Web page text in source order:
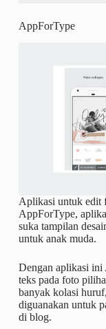
AppForType
Aplikasi untuk edit
AppForType,
suka tampilan
untuk anak muda.
Dengan aplikasi ini
teks pada foto
banyak kolasi
diguanakan untuk
di blog.